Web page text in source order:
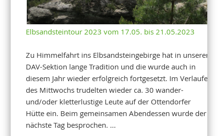
Elbsandsteintour 2023 vom 17.05. bis 21.05.2023
Zu Himmelfahrt ins Elbsandsteingebirge hat in unserer
DAV-Sektion lange Tradition und die wurde auch in
diesem Jahr wieder erfolgreich fortgesetzt. Im Verlaufe
des Mittwochs trudelten wieder ca. 30 wander-
und/oder kletterlustige Leute auf der Ottendorfer
Hütte ein. Beim gemeinsamen Abendessen wurde der
nächste Tag besprochen. ...